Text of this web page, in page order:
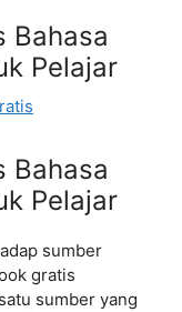
Bahasa
Pelajar
Bahasa
Pelajar
sumber
gratis
sumber yang